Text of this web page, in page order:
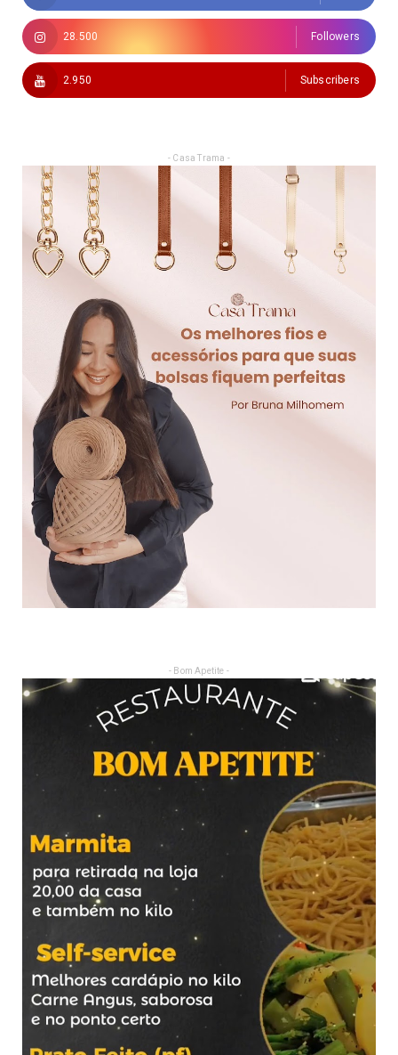
28.500 Followers
2.950 Subscribers
- Casa Trama -
- Bom Apetite -